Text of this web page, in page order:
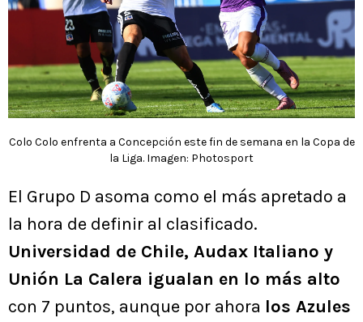
Colo Colo enfrenta a Concepción este fin de semana en la Copa de
la Liga. Imagen: Photosport
El Grupo D asoma como el más apretado a
la hora de definir al clasificado.
Universidad de Chile, Audax Italiano y
Unión La Calera igualan en lo más alto
con 7 puntos, aunque por ahora los Azules